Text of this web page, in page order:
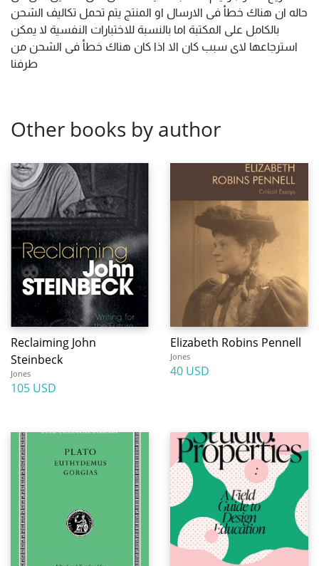
حاله ان هناك خطأ فى الارسال او المنتج يتم تحمل تكاليف الشحن
بالكامل على المكتبة اما بالنسبة للاختبارات النفسية لا يمكن
استرجاعها لاى سبب كان الا اذا كان هناك خطأ فى الشحن من
طرفنا
Other books by author
Reclaiming John
Steinbeck
Jones
105 USD
Elizabeth Robins Pennell
Jones
40 USD